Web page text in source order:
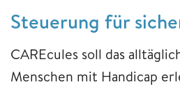
Steuerung für
CAREcules soll das
Menschen mit Handicap